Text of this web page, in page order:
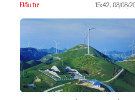
Đầu tư 15:42, 08/08/